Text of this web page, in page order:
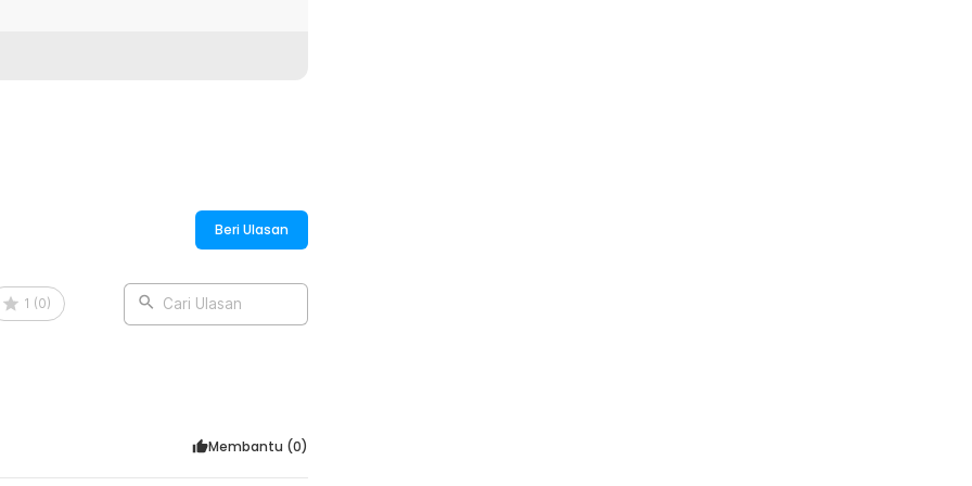
aman dan percaya diri saat strike.
sekat sesuai ukuran kail. Setiap kail
dibawa dalam tas pancing tanpa
Beri Ulasan
1 (0) Cari Ulasan
Membantu (0)